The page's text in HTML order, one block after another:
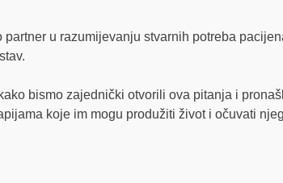
u razumijevanju stvarnih potreba
bismo zajednički otvorili ova pitanja i
koje im mogu produžiti život i očuvati